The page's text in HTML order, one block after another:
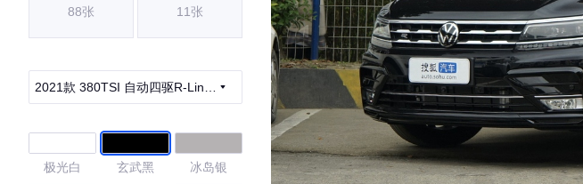
88张 11张
2021款 380TSI 自动四驱R-Line
极光白 玄武黑 冰岛银